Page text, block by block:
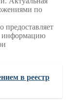
по
информацию
в реестр